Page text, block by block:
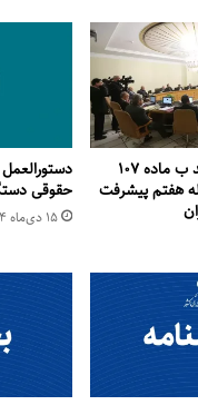
آیین نامه اجرایی بند ب ماده ۱۰۷
هفتم پیشرفت
حقوقی
۱۵ دی‌ماه ۱۴۰۴